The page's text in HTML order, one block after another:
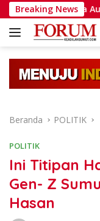
Langsung
ke
konten
Breaking News
Putra Aulia Jadi
Beranda POLITIK
POLITIK
Ini Titipan
Gen- Z
Hasan